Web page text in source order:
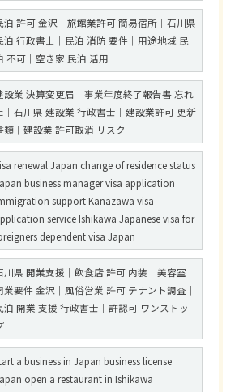
泊 許可 金沢｜旅館業許可 簡易宿所｜石川県
泊 行政書士｜民泊 消防 要件｜用途地域 民
不可｜空き家 民泊 活用
設業 決算変更届｜事業年度終了報告書 忘れ
｜石川県 建設業 行政書士｜建設業許可 更新
類｜建設業 許可取消 リスク
renewal Japan change of residence status
business manager visa application
support Kanazawa visa
service Ishikawa Japanese visa for
dependent visa Japan
川県 開業支援｜飲食店 許可 内装｜美容室
業要件 金沢｜風俗営業 許可 テナント調査｜
泊 開業 支援 行政書士｜許認可 ワンストッ
a business in Japan business license
open a restaurant in Ishikawa